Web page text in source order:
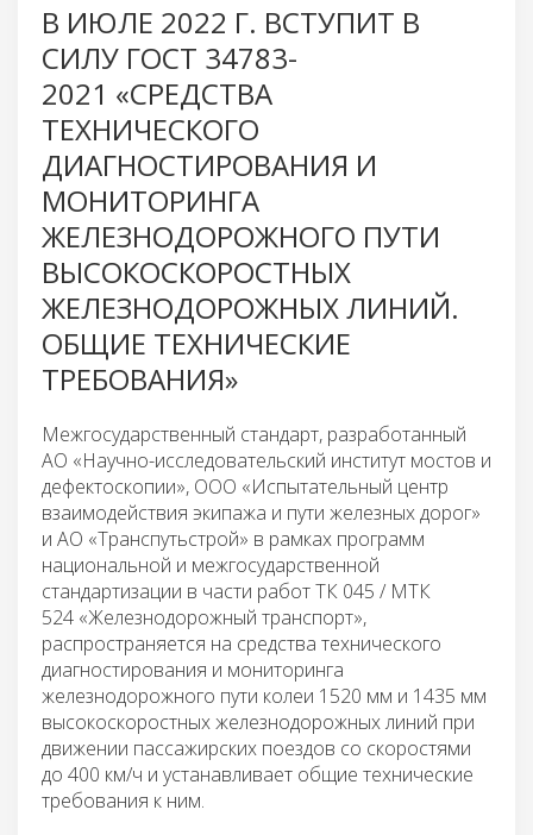
В ИЮЛЕ 2022 Г. ВСТУПИТ В
СИЛУ ГОСТ 34783-
2021 «СРЕДСТВА
ТЕХНИЧЕСКОГО
ДИАГНОСТИРОВАНИЯ И
МОНИТОРИНГА
ЖЕЛЕЗНОДОРОЖНОГО ПУТИ
ВЫСОКОСКОРОСТНЫХ
ЖЕЛЕЗНОДОРОЖНЫХ ЛИНИЙ.
ОБЩИЕ ТЕХНИЧЕСКИЕ
ТРЕБОВАНИЯ»
Межгосударственный стандарт, разработанный
АО «Научно-исследовательский институт мостов и
дефектоскопии», ООО «Испытательный центр
взаимодействия экипажа и пути железных дорог»
и АО «Транспутьстрой» в рамках программ
национальной и межгосударственной
стандартизации в части работ ТК 045 / МТК
524 «Железнодорожный транспорт»,
распространяется на средства технического
диагностирования и мониторинга
железнодорожного пути колеи 1520 мм и 1435 мм
высокоскоростных железнодорожных линий при
движении пассажирских поездов со скоростями
до 400 км/ч и устанавливает общие технические
требования к ним.